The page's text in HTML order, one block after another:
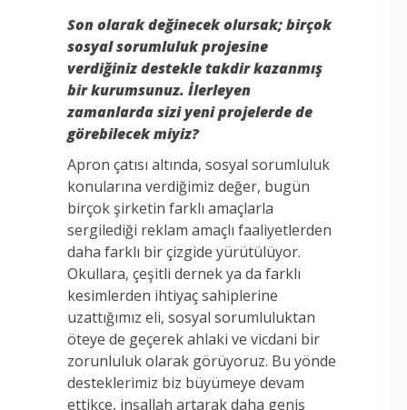
Son olarak değinecek olursak; birçok
sosyal sorumluluk projesine
verdiğiniz destekle takdir kazanmış
bir kurumsunuz. İlerleyen
zamanlarda sizi yeni projelerde de
görebilecek miyiz?
Apron çatısı altında, sosyal sorumluluk
konularına verdiğimiz değer, bugün
birçok şirketin farklı amaçlarla
sergilediği reklam amaçlı faaliyetlerden
daha farklı bir çizgide yürütülüyor.
Okullara, çeşitli dernek ya da farklı
kesimlerden ihtiyaç sahiplerine
uzattığımız eli, sosyal sorumluluktan
öteye de geçerek ahlaki ve vicdani bir
zorunluluk olarak görüyoruz. Bu yönde
desteklerimiz biz büyümeye devam
ettikçe, inşallah artarak daha geniş